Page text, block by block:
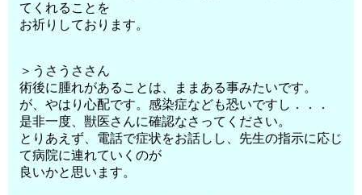
てくれることを
お祈りしております。
＞うさうささん
術後に腫れがあることは、ままある事みたいです。
が、やはり心配です。感染症なども恐いですし．．．
是非一度、獣医さんに確認なさってください。
とりあえず、電話で症状をお話しし、先生の指示に応じ
て病院に連れていくのが
良いかと思います。